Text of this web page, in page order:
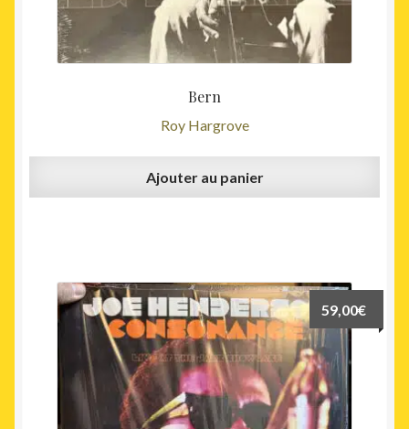
Bern
Roy Hargrove
Ajouter au panier
59,00€